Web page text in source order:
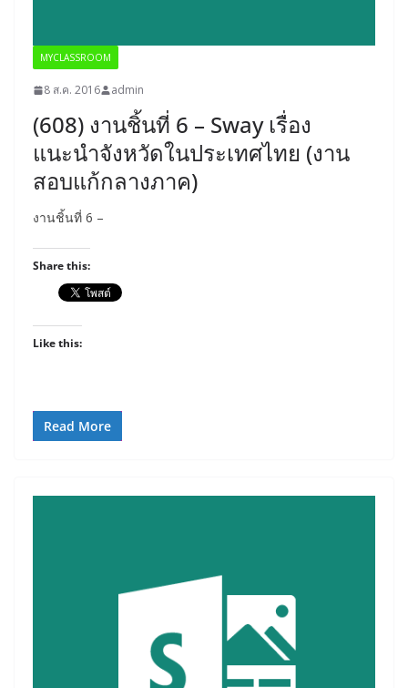
MYCLASSROOM
8 ส.ค. 2016 admin
(608) งานชิ้นที่ 6 – Sway เรื่อง
แนะนำจังหวัดในประเทศไทย (งาน
สอบแก้กลางภาค)
งานชิ้นที่ 6 –
Share this:
Like this:
Read More